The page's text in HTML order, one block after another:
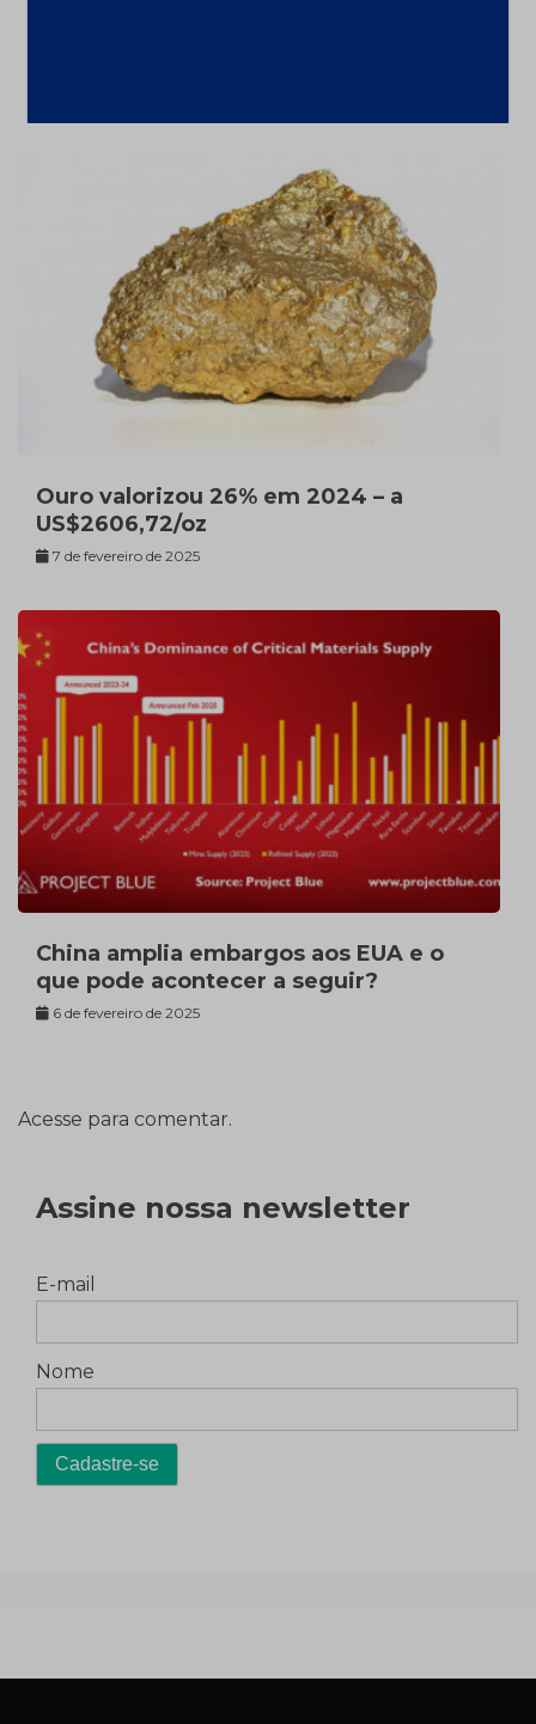
Ouro valorizou 26% em 2024 – a
US$2606,72/oz
7 de fevereiro de 2025
China amplia embargos aos EUA e o
que pode acontecer a seguir?
6 de fevereiro de 2025
Acesse para comentar.
Assine nossa newsletter
E-mail
Nome